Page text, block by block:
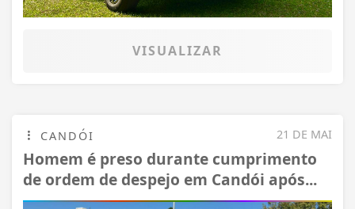
VISUALIZAR
21 DE MAI
CANDÓI
Homem é preso durante cumprimento
de ordem de despejo em Candói após...